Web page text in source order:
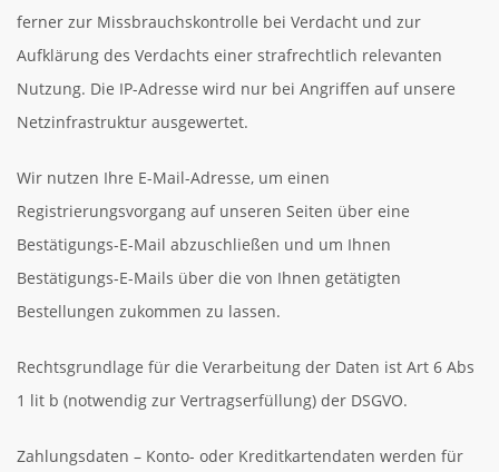
ferner zur Missbrauchskontrolle bei Verdacht und zur
Aufklärung des Verdachts einer strafrechtlich relevanten
Nutzung. Die IP-Adresse wird nur bei Angriffen auf unsere
Netzinfrastruktur ausgewertet.
Wir nutzen Ihre E-Mail-Adresse, um einen
Registrierungsvorgang auf unseren Seiten über eine
Bestätigungs-E-Mail abzuschließen und um Ihnen
Bestätigungs-E-Mails über die von Ihnen getätigten
Bestellungen zukommen zu lassen.
Rechtsgrundlage für die Verarbeitung der Daten ist Art 6 Abs
1 lit b (notwendig zur Vertragserfüllung) der DSGVO.
Zahlungsdaten – Konto- oder Kreditkartendaten werden für